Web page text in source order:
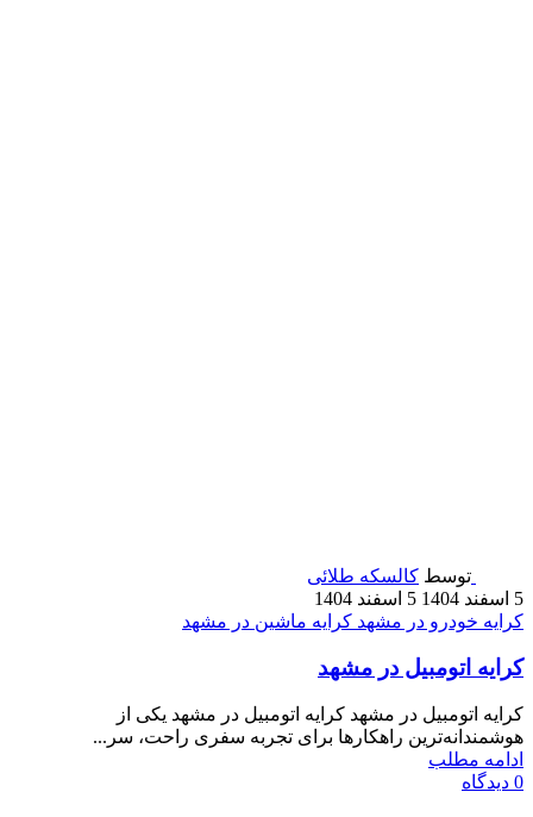
توسط کالسکه طلائی
5 اسفند 1404
5 اسفند 1404
کرایه خودرو در مشهد کرایه ماشین در مشهد
کرایه اتومبیل در مشهد
کرایه اتومبیل در مشهد کرایه اتومبیل در مشهد یکی از
هوشمندانه‌ترین راهکارها برای تجربه سفری راحت، سر...
ادامه مطلب
0 دیدگاه